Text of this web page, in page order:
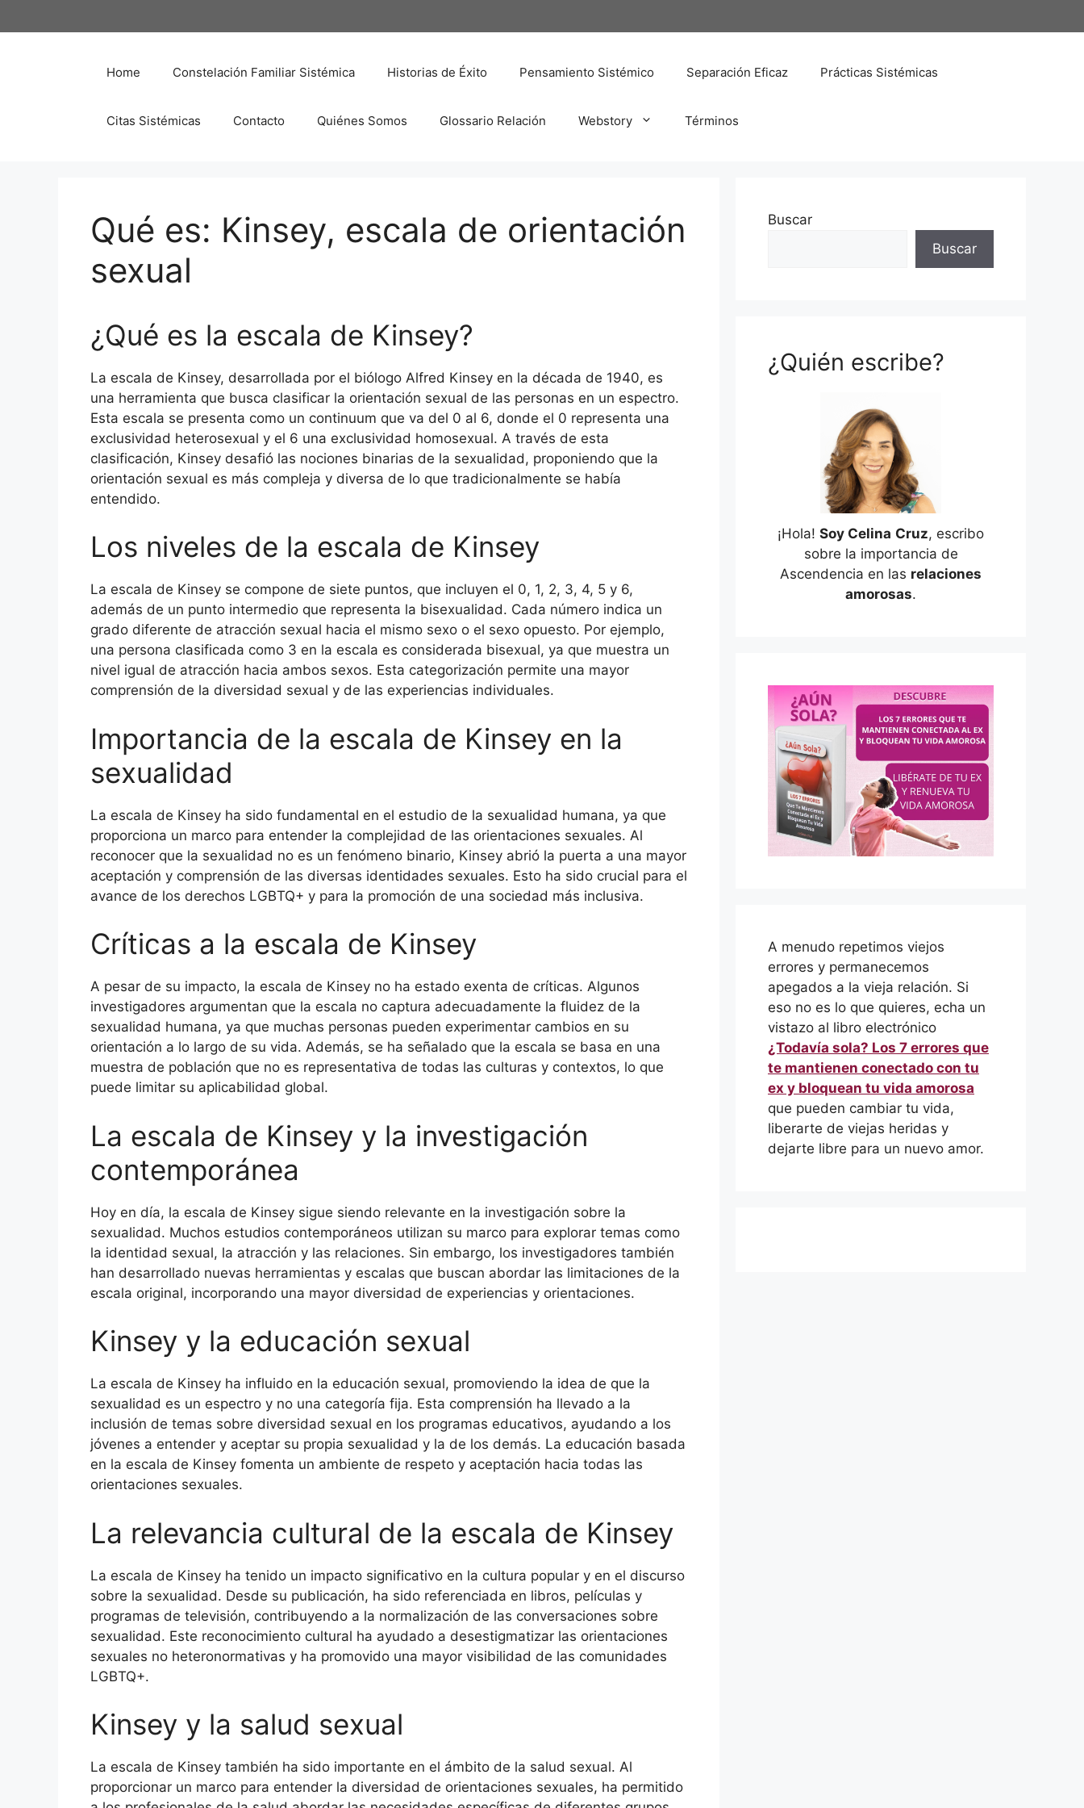
al
Home Constelación Familiar Sistémica Historias de Éxito Pensamiento Sistémico Separación Eficaz Prácticas Sistémicas
Citas Sistémicas Contacto Quiénes Somos Glossario Relación Webstory Términos
Qué es: Kinsey, escala de orientación
sexual
¿Qué es la escala de Kinsey?
La escala de Kinsey, desarrollada por el biólogo Alfred Kinsey en la década de 1940, es
una herramienta que busca clasificar la orientación sexual de las personas en un espectro.
Esta escala se presenta como un continuum que va del 0 al 6, donde el 0 representa una
exclusividad heterosexual y el 6 una exclusividad homosexual. A través de esta
clasificación, Kinsey desafió las nociones binarias de la sexualidad, proponiendo que la
orientación sexual es más compleja y diversa de lo que tradicionalmente se había
entendido.
Los niveles de la escala de Kinsey
La escala de Kinsey se compone de siete puntos, que incluyen el 0, 1, 2, 3, 4, 5 y 6,
además de un punto intermedio que representa la bisexualidad. Cada número indica un
grado diferente de atracción sexual hacia el mismo sexo o el sexo opuesto. Por ejemplo,
una persona clasificada como 3 en la escala es considerada bisexual, ya que muestra un
nivel igual de atracción hacia ambos sexos. Esta categorización permite una mayor
comprensión de la diversidad sexual y de las experiencias individuales.
Importancia de la escala de Kinsey en la
sexualidad
La escala de Kinsey ha sido fundamental en el estudio de la sexualidad humana, ya que
proporciona un marco para entender la complejidad de las orientaciones sexuales. Al
reconocer que la sexualidad no es un fenómeno binario, Kinsey abrió la puerta a una mayor
aceptación y comprensión de las diversas identidades sexuales. Esto ha sido crucial para el
avance de los derechos LGBTQ+ y para la promoción de una sociedad más inclusiva.
Críticas a la escala de Kinsey
A pesar de su impacto, la escala de Kinsey no ha estado exenta de críticas. Algunos
investigadores argumentan que la escala no captura adecuadamente la fluidez de la
sexualidad humana, ya que muchas personas pueden experimentar cambios en su
orientación a lo largo de su vida. Además, se ha señalado que la escala se basa en una
muestra de población que no es representativa de todas las culturas y contextos, lo que
puede limitar su aplicabilidad global.
La escala de Kinsey y la investigación
contemporánea
Hoy en día, la escala de Kinsey sigue siendo relevante en la investigación sobre la
sexualidad. Muchos estudios contemporáneos utilizan su marco para explorar temas como
la identidad sexual, la atracción y las relaciones. Sin embargo, los investigadores también
han desarrollado nuevas herramientas y escalas que buscan abordar las limitaciones de la
escala original, incorporando una mayor diversidad de experiencias y orientaciones.
Kinsey y la educación sexual
La escala de Kinsey ha influido en la educación sexual, promoviendo la idea de que la
sexualidad es un espectro y no una categoría fija. Esta comprensión ha llevado a la
inclusión de temas sobre diversidad sexual en los programas educativos, ayudando a los
jóvenes a entender y aceptar su propia sexualidad y la de los demás. La educación basada
en la escala de Kinsey fomenta un ambiente de respeto y aceptación hacia todas las
orientaciones sexuales.
La relevancia cultural de la escala de Kinsey
La escala de Kinsey ha tenido un impacto significativo en la cultura popular y en el discurso
sobre la sexualidad. Desde su publicación, ha sido referenciada en libros, películas y
programas de televisión, contribuyendo a la normalización de las conversaciones sobre
sexualidad. Este reconocimiento cultural ha ayudado a desestigmatizar las orientaciones
sexuales no heteronormativas y ha promovido una mayor visibilidad de las comunidades
LGBTQ+.
Kinsey y la salud sexual
La escala de Kinsey también ha sido importante en el ámbito de la salud sexual. Al
proporcionar un marco para entender la diversidad de orientaciones sexuales, ha permitido
Buscar
Buscar
¿Quién escribe?
¡Hola! Soy Celina Cruz, escribo
sobre la importancia de
Ascendencia en las relaciones
amorosas.
A menudo repetimos viejos
errores y permanecemos
apegados a la vieja relación. Si
eso no es lo que quieres, echa un
vistazo al libro electrónico
¿Todavía sola? Los 7 errores que
te mantienen conectado con tu
ex y bloquean tu vida amorosa
que pueden cambiar tu vida,
liberarte de viejas heridas y
dejarte libre para un nuevo amor.